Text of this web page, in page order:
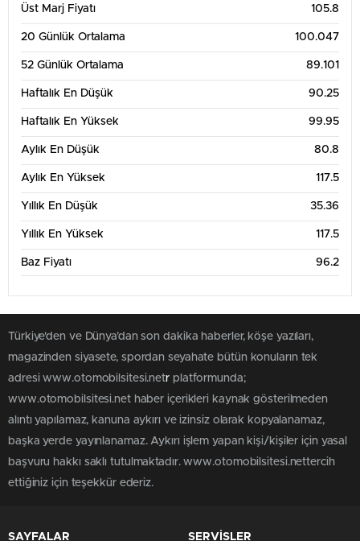
Üst Marj Fiyatı 105.8
20 Günlük Ortalama 100.047
52 Günlük Ortalama 89.101
Haftalık En Düşük 90.25
Haftalık En Yüksek 99.95
Aylık En Düşük 80.8
Aylık En Yüksek 117.5
Yıllık En Düşük 35.36
Yıllık En Yüksek 117.5
Baz Fiyatı 96.2
Türkiye'den ve Dünya’dan son dakika haberler, köşe yazıları,
magazinden siyasete, spordan seyahate bütün konuların tek
adresi www.otomobilsitesi.netr platformunda;
www.otomobilsitesi.net haber içerikleri kaynak gösterilmeden
alıntı yapılamaz, kanuna aykırı ve izinsiz olarak kopyalanamaz,
başka yerde yayınlanamaz. Aykırı işlem yapan kişi/kişiler için yasal
başvuru hakkı saklı tutulmaktadır. www.otomobilsitesi.nettercih
ettiğiniz için teşekkür ederiz.
SAYFALAR SERVİSLER